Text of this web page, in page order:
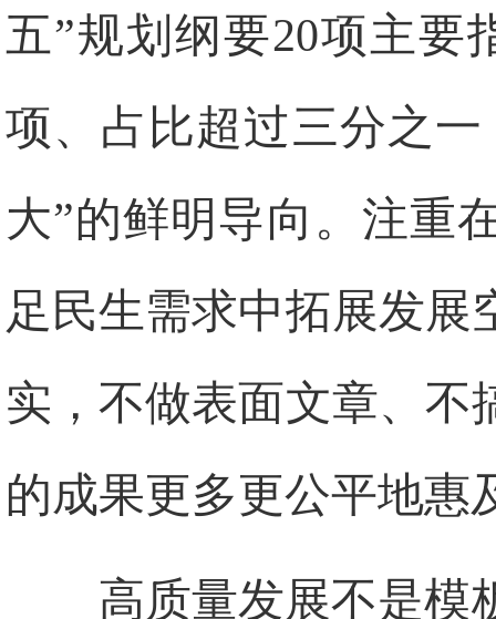
五”规划纲要20项主要
项、占比超过三分之
大”的鲜明导向。注重
足民生需求中拓展发展
实，不做表面文章、不
的成果更多更公平地惠
高质量发展不是模